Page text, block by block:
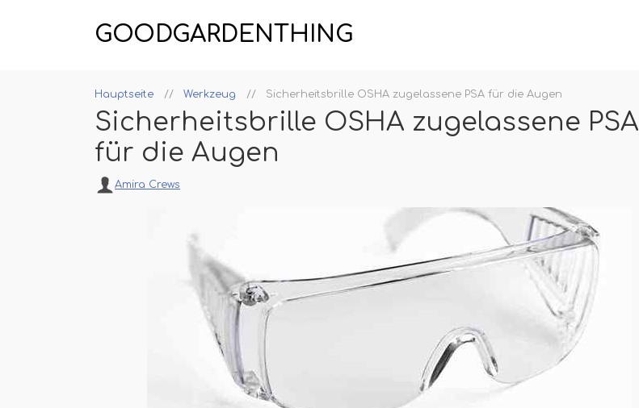
GOODGARDENTHING
Hauptseite Werkzeug Sicherheitsbrille OSHA zugelassene PSA für die Augen
Sicherheitsbrille OSHA zugelassene PSA
für die Augen
Amira Crews